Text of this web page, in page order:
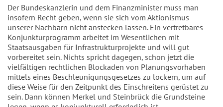
Der Bundeskanzlerin und dem Finanzminister muss man
insofern Recht geben, wenn sie sich vom Aktionismus
unserer Nachbarn nicht anstecken lassen. Ein vertretbares
Konjunkturprogramm arbeitet im Wesentlichen mit
Staatsausgaben für Infrastrukturprojekte und will gut
vorbereitet sein. Nichts spricht dagegen, schon jetzt die
vielfältigen rechtlichen Blockaden von Planungsvorhaben
mittels eines Beschleunigungsgesetzes zu lockern, um auf
diese Weise für den Zeitpunkt des Einschreitens gerüstet zu
sein. Dann können Merkel und Steinbrück die Grundsteine